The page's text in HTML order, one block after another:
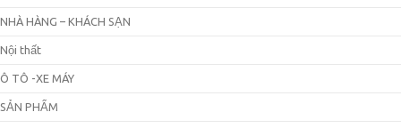
NHÀ HÀNG – KHÁCH SẠN
Nội thất
Ô TÔ -XE MÁY
SẢN PHẨM